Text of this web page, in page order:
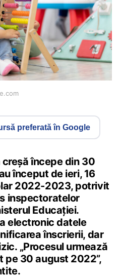
preferată în Google
începe din 30
început de ieri, 16
2022-2023, potrivit
inspectoratelor
Educației.
electronic datele
înscrierii, dar
„Procesul urmează
pe 30 august 2022”,